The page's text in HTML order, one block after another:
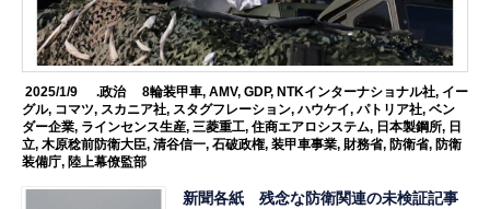
2025/1/9 .政治 8輪装甲車, AMV, GDP, NTKインターナショナル社, イー
グル, コマツ, スカニア社, スタグフレーション,ハウケイ,パトリア社,ベン
ダー企業, ラインセンス生産,三菱重工,住商エアロシステム, 日本製鋼所, 日
立,木原稔前防衛大臣,清谷信一,石破政権,装甲車事業,財務省, 防衛省, 防衛
装備庁, 陸上幕僚監部
新聞各紙 残念な防衛関連の未検証記事